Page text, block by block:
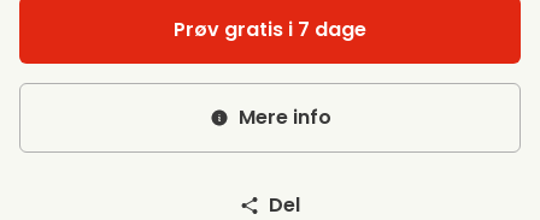
Prøv gratis i 7 dage
Mere info
Del